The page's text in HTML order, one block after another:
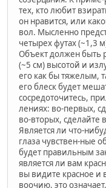
тех, кто любит
он нравится, или
вол. Мысленно
четырех футах (~1,3
Объект должен быть
(~5 см) высотой и
его как бы тяжелым,
его блеск будет
сосредоточитесь,
лениях: во-первых,
во-вторых, сделайте
Является ли что-
глаза чувствен-ные
будет правильным
является ли вам
вы видите красное и
воочию, это